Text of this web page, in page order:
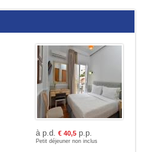
à p.d. € 40,5p.p.
Petit déjeuner non inclus